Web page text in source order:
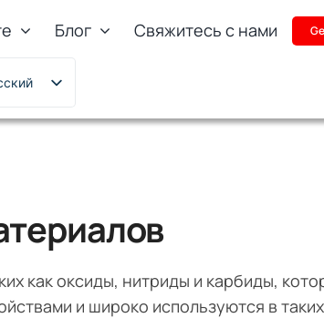
Блог Свяжитесь с нами
語
как оксиды, нитриды и карбиды,
и широко используются в таких